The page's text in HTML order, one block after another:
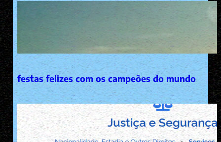
festas felizes com os campeões do mundo